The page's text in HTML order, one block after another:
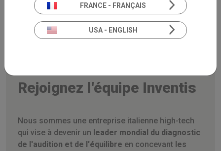
Rejoignez l'équipe Inventis
Nous sommes une entreprise italienne high-tech
qui vise à devenir un leader mondial du diagnostic
de l'audition et de l'équilibre en concevant les
FRANCE - FRANÇAIS
USA - ENGLISH